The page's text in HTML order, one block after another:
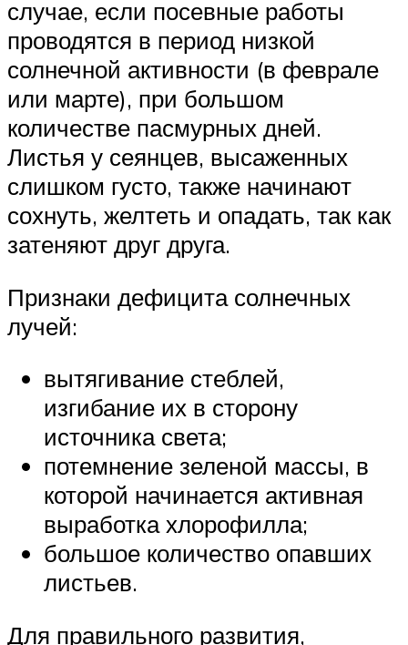
случае, если посевные работы
проводятся в период низкой
солнечной активности (в феврале
или марте), при большом
количестве пасмурных дней.
Листья у сеянцев, высаженных
слишком густо, также начинают
сохнуть, желтеть и опадать, так как
затеняют друг друга.
Признаки дефицита солнечных
лучей:
вытягивание стеблей,
изгибание их в сторону
источника света;
потемнение зеленой массы, в
которой начинается активная
выработка хлорофилла;
большое количество опавших
листьев.
Для правильного развития,